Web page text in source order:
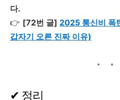
다.
👉 [72번 글] 2025 통신비 폭
갑자기 오른 진짜 이유)
✔ 정리